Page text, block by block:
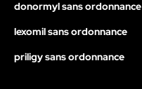
donormyl sans ordonnance
lexomil sans ordonnance
priligy sans ordonnance